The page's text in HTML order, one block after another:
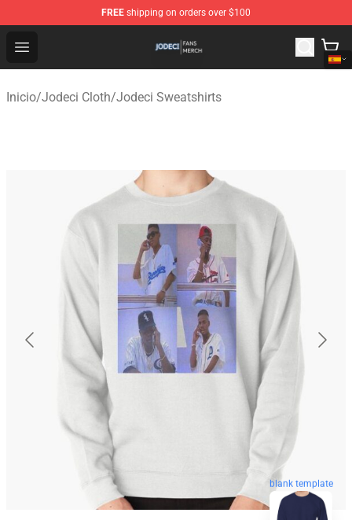
FREE shipping on orders over $100
Open menu
Jodeci Shop - Official Jodeci Merchandise Store
Inicio/Jodeci Cloth/Jodeci Sweatshirts
blank template